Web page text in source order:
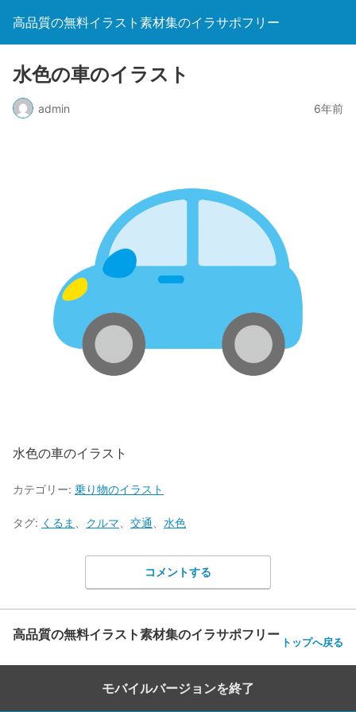
高品質の無料イラスト素材集のイラサポフリー
水色の車のイラスト
admin 6年前
水色の車のイラスト
カテゴリー: 乗り物のイラスト
タグ: くるま クルマ 交通 水色
コメントする
高品質の無料イラスト素材集のイラサポフリー トップへ戻る
モバイルバージョンを終了